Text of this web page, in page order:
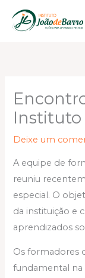
para
Instituto
Deixe um
A equipe de
reuniu
especial. O
da instituição e
aprendizados
Os formadores
fundamental na